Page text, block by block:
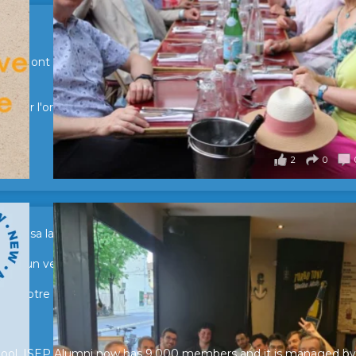
ont partagé un moment convivial de retrouvailles et
pour l'organisation !
2 0
sa lancée ! 🚀🚀
d’un verre pour échanger, partager leurs expériences et
notre réseau.